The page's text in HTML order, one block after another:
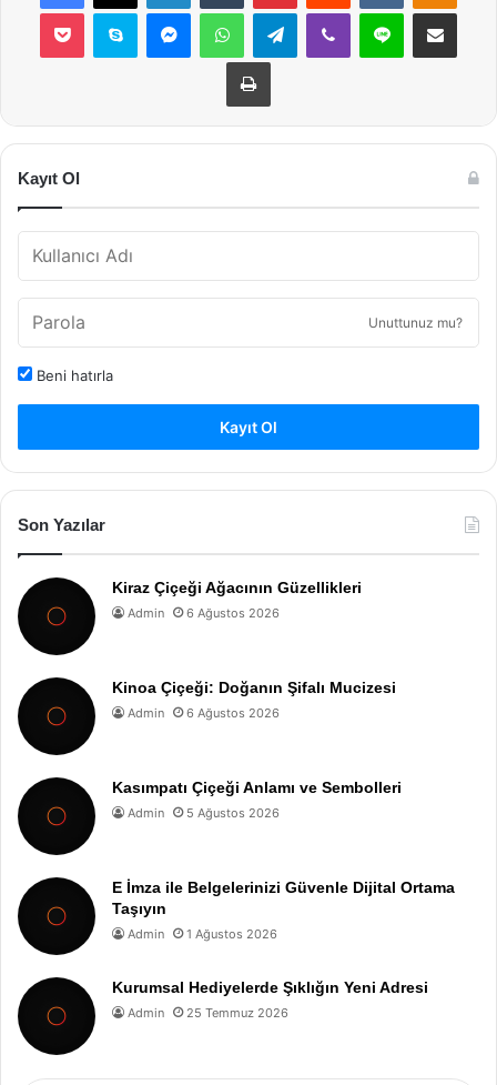
Pocket Skype MessengerWhatsAppTelegramViber Line E-Posta ile
Yazdır
Kayıt Ol
Unuttunuz mu?
Beni hatırla
Kayıt Ol
Son Yazılar
Kiraz Çiçeği Ağacının Güzellikleri
Admin 6 Ağustos 2026
Kinoa Çiçeği: Doğanın Şifalı Mucizesi
Admin 6 Ağustos 2026
Kasımpatı Çiçeği Anlamı ve Sembolleri
Admin 5 Ağustos 2026
E İmza ile Belgelerinizi Güvenle Dijital Ortama
Taşıyın
Admin 1 Ağustos 2026
Kurumsal Hediyelerde Şıklığın Yeni Adresi
Admin 25 Temmuz 2026